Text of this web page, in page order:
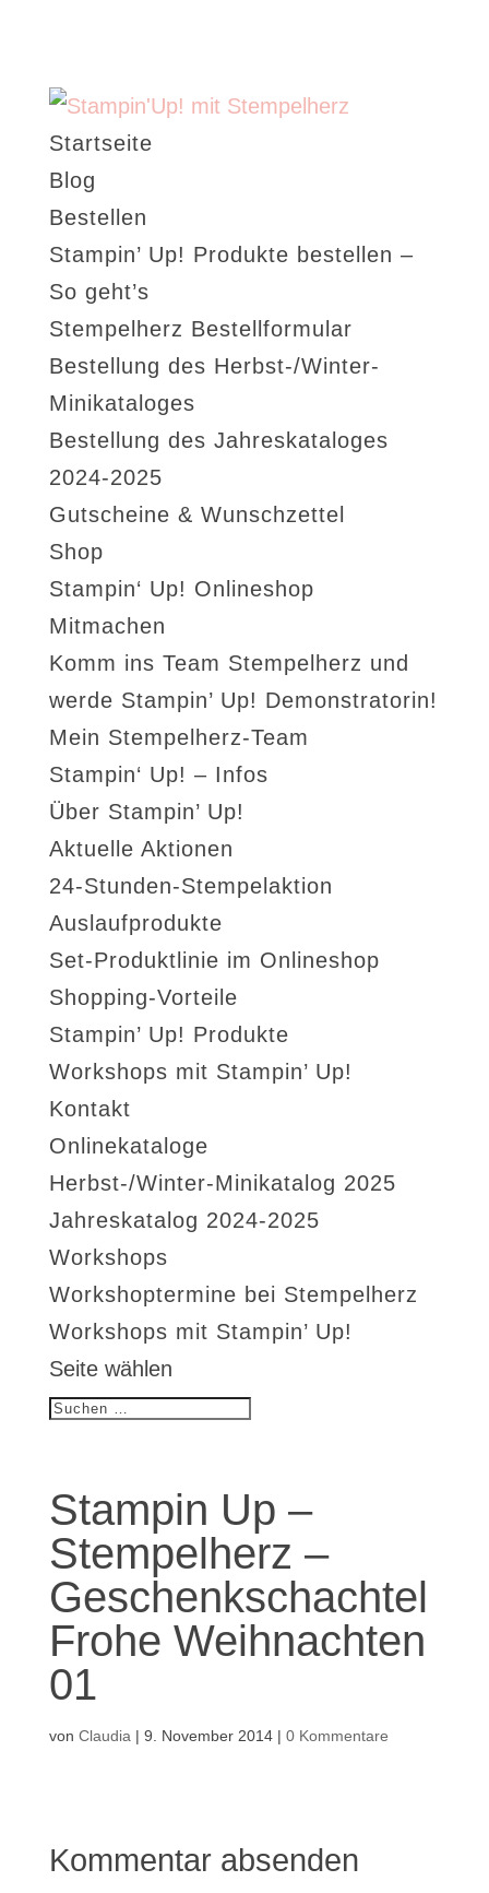
Startseite
Blog
Bestellen
Stampin’ Up! Produkte bestellen –
So geht’s
Stempelherz Bestellformular
Bestellung des Herbst-/Winter-
Minikataloges
Bestellung des Jahreskataloges
2024-2025
Gutscheine & Wunschzettel
Shop
Stampin‘ Up! Onlineshop
Mitmachen
Komm ins Team Stempelherz und
werde Stampin’ Up! Demonstratorin!
Mein Stempelherz-Team
Stampin‘ Up! – Infos
Über Stampin’ Up!
Aktuelle Aktionen
24-Stunden-Stempelaktion
Auslaufprodukte
Set-Produktlinie im Onlineshop
Shopping-Vorteile
Stampin’ Up! Produkte
Workshops mit Stampin’ Up!
Kontakt
Onlinekataloge
Herbst-/Winter-Minikatalog 2025
Jahreskatalog 2024-2025
Workshops
Workshoptermine bei Stempelherz
Workshops mit Stampin’ Up!
Seite wählen
Stampin Up –
Stempelherz –
Geschenkschachtel
Frohe Weihnachten
01
von Claudia | 9. November 2014| 0 Kommentare
Kommentar absenden